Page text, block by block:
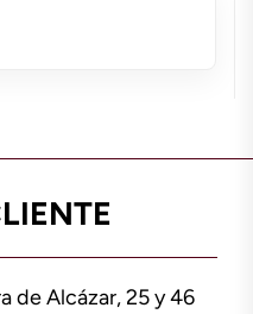
de Alcázar, 25 y 46